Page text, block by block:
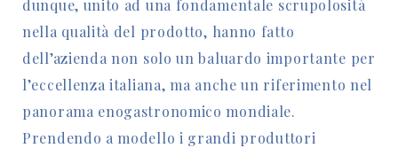
dunque, unito ad una fondamentale scrupolosità
nella qualità del prodotto, hanno fatto
dell’azienda non solo un baluardo importante per
l’eccellenza italiana, ma anche un riferimento nel
panorama enogastronomico mondiale.
Prendendo a modello i grandi produttori